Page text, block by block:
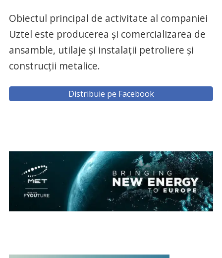
Obiectul principal de activitate al companiei
Uztel este producerea şi comercializarea de
ansamble, utilaje şi instalaţii petroliere şi
construcţii metalice.
Distribuie pe Facebook